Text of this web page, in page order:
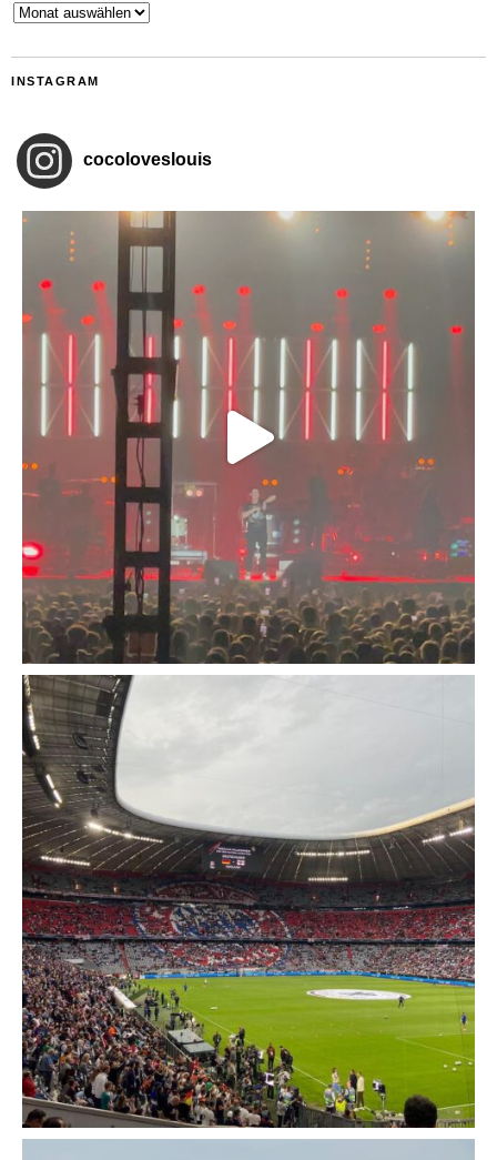
Archiv
INSTAGRAM
cocoloveslouis